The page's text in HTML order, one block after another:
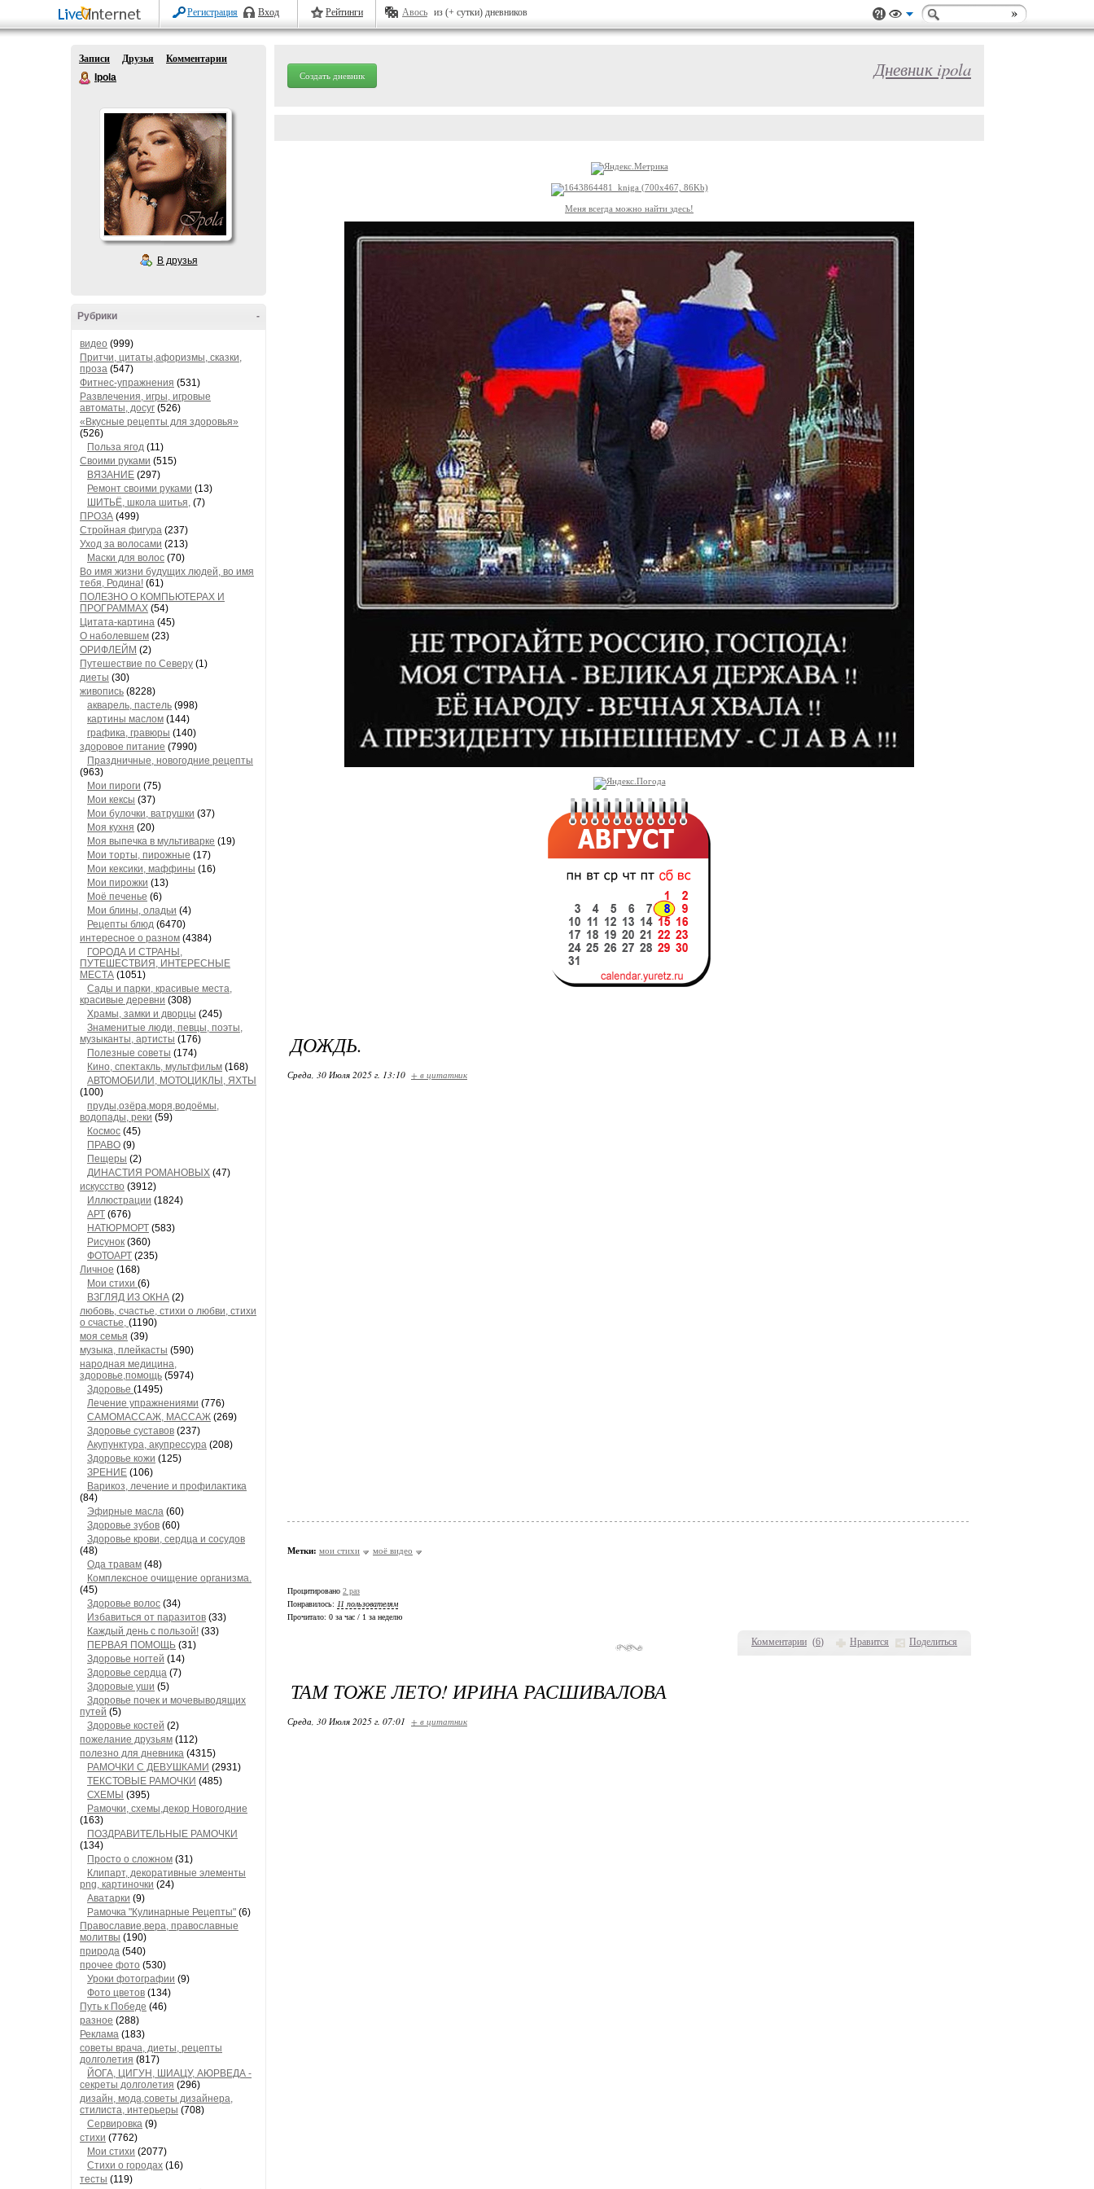
Регистрация Вход Рейтинги Авось из (+ сутки) дневников
Записи Друзья
Комментарии
Ipola
В друзья
-
Рубрики
видео (999)
Притчи, цитаты,афоризмы, сказки,
проза (547)
Фитнес-упражнения (531)
Развлечения, игры, игровые
автоматы, досуг (526)
«Вкусные рецепты для здоровья»
(526)
Польза ягод (11)
Своими руками (515)
ВЯЗАНИЕ (297)
Ремонт своими руками (13)
ШИТЬЁ, школа шитья, (7)
ПРОЗА (499)
Стройная фигура (237)
Уход за волосами (213)
Маски для волос (70)
Во имя жизни будущих людей, во имя
тебя, Родина! (61)
ПОЛЕЗНО О КОМПЬЮТЕРАХ И
ПРОГРАММАХ (54)
Цитата-картина (45)
О наболевшем (23)
ОРИФЛЕЙМ (2)
Путешествие по Северу (1)
диеты (30)
живопись (8228)
акварель, пастель (998)
картины маслом (144)
графика, гравюры (140)
здоровое питание (7990)
Праздничные, новогодние рецепты
(963)
Мои пироги (75)
Мои кексы (37)
Мои булочки, ватрушки (37)
Моя кухня (20)
Моя выпечка в мультиварке (19)
Мои торты, пирожные (17)
Мои кексики, маффины (16)
Мои пирожки (13)
Моё печенье (6)
Мои блины, оладьи (4)
Рецепты блюд (6470)
интересное о разном (4384)
ГОРОДА И СТРАНЫ,
ПУТЕШЕСТВИЯ, ИНТЕРЕСНЫЕ
МЕСТА (1051)
Сады и парки, красивые места,
красивые деревни (308)
Храмы, замки и дворцы (245)
Знаменитые люди, певцы, поэты,
музыканты, артисты (176)
Полезные советы (174)
Кино, спектакль, мультфильм (168)
АВТОМОБИЛИ, МОТОЦИКЛЫ, ЯХТЫ
(100)
пруды,озёра,моря,водоёмы,
водопады, реки (59)
Космос (45)
ПРАВО (9)
Пещеры (2)
ДИНАСТИЯ РОМАНОВЫХ (47)
искусство (3912)
Иллюстрации (1824)
АРТ (676)
НАТЮРМОРТ (583)
Рисунок (360)
ФОТОАРТ (235)
Личное (168)
Мои стихи (6)
ВЗГЛЯД ИЗ ОКНА (2)
любовь, счастье, стихи о любви, стихи
о счастье, (1190)
моя семья (39)
музыка, плейкасты (590)
народная медицина,
здоровье,помощь (5974)
Здоровье (1495)
Лечение упражнениями (776)
САМОМАССАЖ, МАССАЖ (269)
Здоровье суставов (237)
Акупунктура, акупрессура (208)
Здоровье кожи (125)
ЗРЕНИЕ (106)
Варикоз, лечение и профилактика
(84)
Эфирные масла (60)
Здоровье зубов (60)
Здоровье крови, сердца и сосудов
(48)
Ода травам (48)
Комплексное очищение организма.
(45)
Здоровье волос (34)
Избавиться от паразитов (33)
Каждый день с пользой! (33)
ПЕРВАЯ ПОМОЩЬ (31)
Здоровье ногтей (14)
Здоровье сердца (7)
Здоровые уши (5)
Здоровье почек и мочевыводящих
путей (5)
Здоровье костей (2)
пожелание друзьям (112)
полезно для дневника (4315)
РАМОЧКИ С ДЕВУШКАМИ (2931)
ТЕКСТОВЫЕ РАМОЧКИ (485)
СХЕМЫ (395)
Рамочки, схемы,декор Новогодние
(163)
ПОЗДРАВИТЕЛЬНЫЕ РАМОЧКИ
(134)
Просто о сложном (31)
Клипарт, декоративные элементы
png, картиночки (24)
Аватарки (9)
Рамочка "Кулинарные Рецепты" (6)
Православие,вера, православные
молитвы (190)
природа (540)
прочее фото (530)
Уроки фотографии (9)
Фото цветов (134)
Путь к Победе (46)
разное (288)
Реклама (183)
советы врача, диеты, рецепты
долголетия (817)
ЙОГА, ЦИГУН, ШИАЦУ, АЮРВЕДА -
секреты долголетия (296)
дизайн, мода,советы дизайнера,
стилиста, интерьеры (708)
Сервировка (9)
стихи (7762)
Мои стихи (2077)
Стихи о городах (16)
тесты (119)
Создать дневник Дневник ipola
Меня всегда можно найти здесь!
Комментарии (6) Нравится Поделиться
ДОЖДЬ.
Среда, 30 Июля 2025 г. 13:10 + в цитатник
Метки: мои стихи моё видео
Процитировано 2 раз
Понравилось: 11 пользователям
Прочитало: 0 за час / 1 за неделю
ТАМ ТОЖЕ ЛЕТО! ИРИНА РАСШИВАЛОВА
Среда, 30 Июля 2025 г. 07:01 + в цитатник